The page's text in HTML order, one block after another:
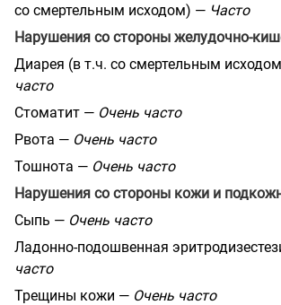
со смертельным исходом) — Часто
Нарушения со стороны желудочно-
Диарея (в т.ч. со смертельным
часто
Стоматит — Очень часто
Рвота — Очень часто
Тошнота — Очень часто
Нарушения со стороны кожи и
Сыпь — Очень часто
Ладонно-подошвенная
часто
Трещины кожи — Очень часто